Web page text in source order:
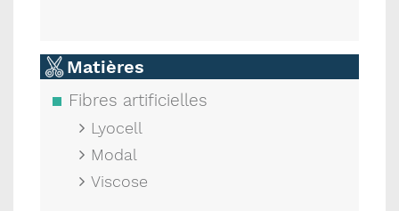
Matières
Fibres artificielles
Lyocell
Modal
Viscose